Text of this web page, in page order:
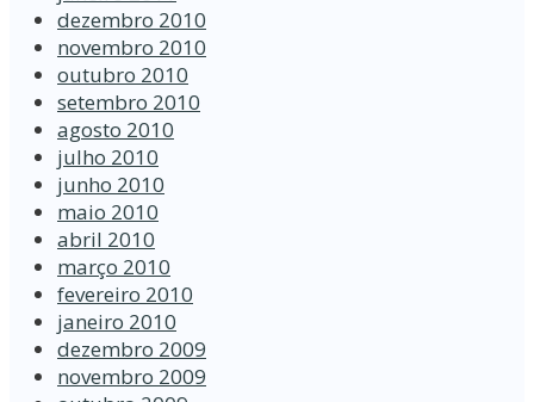
dezembro 2010
novembro 2010
outubro 2010
setembro 2010
agosto 2010
julho 2010
junho 2010
maio 2010
abril 2010
março 2010
fevereiro 2010
janeiro 2010
dezembro 2009
novembro 2009